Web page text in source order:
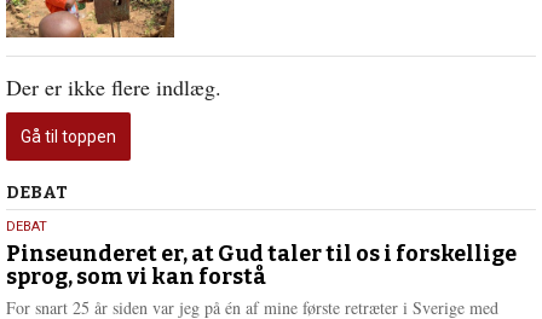
Der er ikke flere indlæg.
Gå til toppen
Debat
DEBAT
5.
august
2026
DEBAT
Pinseunderet er, at Gud taler til os i forskellige
sprog, som vi kan forstå
For snart 25 år siden var jeg på én af mine første retræter i Sverige med